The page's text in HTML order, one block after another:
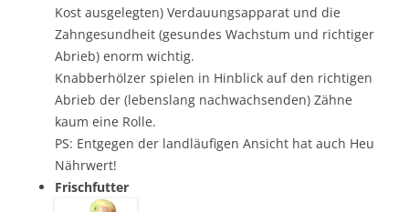
Kost ausgelegten) Verdauungsapparat und die
Zahngesundheit (gesundes Wachstum und richtiger
Abrieb) enorm wichtig.
Knabberhölzer spielen in Hinblick auf den richtigen
Abrieb der (lebenslang nachwachsenden) Zähne
kaum eine Rolle.
PS: Entgegen der landläufigen Ansicht hat auch Heu
Nährwert!
Frischfutter